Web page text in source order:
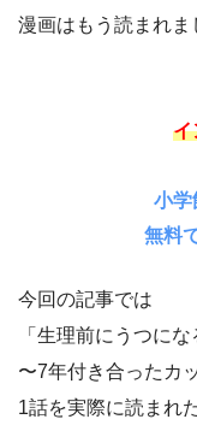
漫画はもう読まれま
イ
小学
無料
今回の記事では
「生理前にうつにな
〜7年付き合ったカ
1話を実際に読まれ